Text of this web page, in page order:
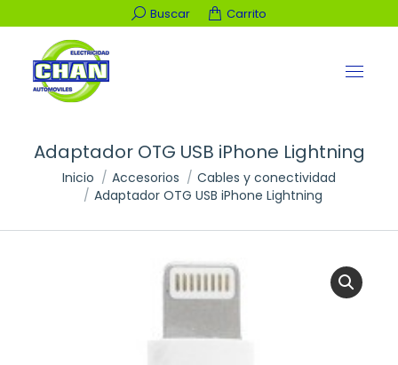
Buscar:
Buscar Carrito
Adaptador OTG USB iPhone Lightning
Estás aquí:
Inicio Accesorios
Cables y conectividad
Adaptador OTG USB iPhone Lightning